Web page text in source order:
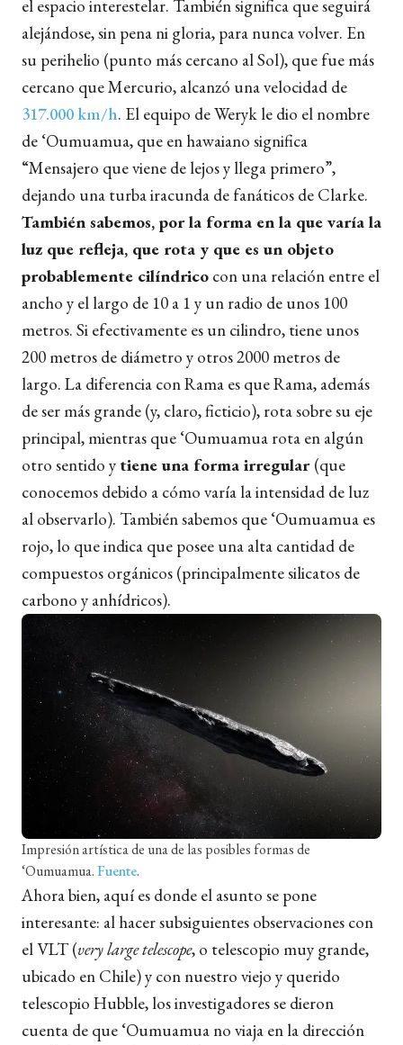
el espacio interestelar. También significa que seguirá
alejándose, sin pena ni gloria, para nunca volver. En
su perihelio (punto más cercano al Sol), que fue más
cercano que Mercurio, alcanzó una velocidad de
317.000 km/h. El equipo de Weryk le dio el nombre
de ‘Oumuamua, que en hawaiano significa
“Mensajero que viene de lejos y llega primero”,
dejando una turba iracunda de fanáticos de Clarke.
También sabemos, por la forma en la que varía la
luz que refleja, que rota y que es un objeto
probablemente cilíndrico con una relación entre el
ancho y el largo de 10 a 1 y un radio de unos 100
metros. Si efectivamente es un cilindro, tiene unos
200 metros de diámetro y otros 2000 metros de
largo. La diferencia con Rama es que Rama, además
de ser más grande (y, claro, ficticio), rota sobre su eje
principal, mientras que ‘Oumuamua rota en algún
otro sentido y tiene una forma irregular (que
conocemos debido a cómo varía la intensidad de luz
al observarlo). También sabemos que ‘Oumuamua es
rojo, lo que indica que posee una alta cantidad de
compuestos orgánicos (principalmente silicatos de
carbono y anhídricos).
Impresión artística de una de las posibles formas de
‘Oumuamua.Fuente.
Ahora bien, aquí es donde el asunto se pone
interesante: al hacer subsiguientes observaciones con
el VLT (very large telescope, o telescopio muy grande,
ubicado en Chile) y con nuestro viejo y querido
telescopio Hubble, los investigadores se dieron
cuenta de que ‘Oumuamua no viaja en la dirección